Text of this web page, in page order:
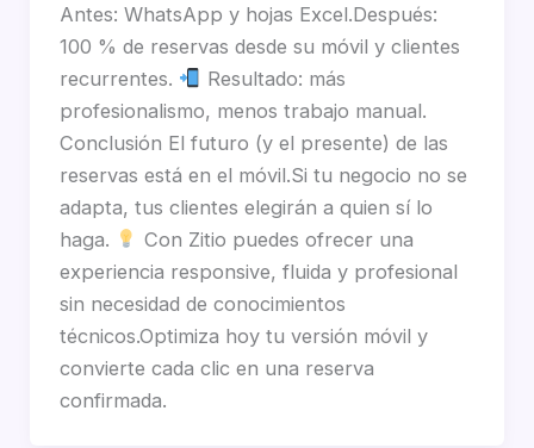
Antes: WhatsApp y hojas Excel.Después:
100 % de reservas desde su móvil y clientes
recurrentes.
Resultado: más
profesionalismo, menos trabajo manual.
Conclusión El futuro (y el presente) de las
reservas está en el móvil.Si tu negocio no se
adapta, tus clientes elegirán a quien sí lo
haga.
Con Zitio puedes ofrecer una
experiencia responsive, fluida y profesional
sin necesidad de conocimientos
técnicos.Optimiza hoy tu versión móvil y
convierte cada clic en una reserva
confirmada.